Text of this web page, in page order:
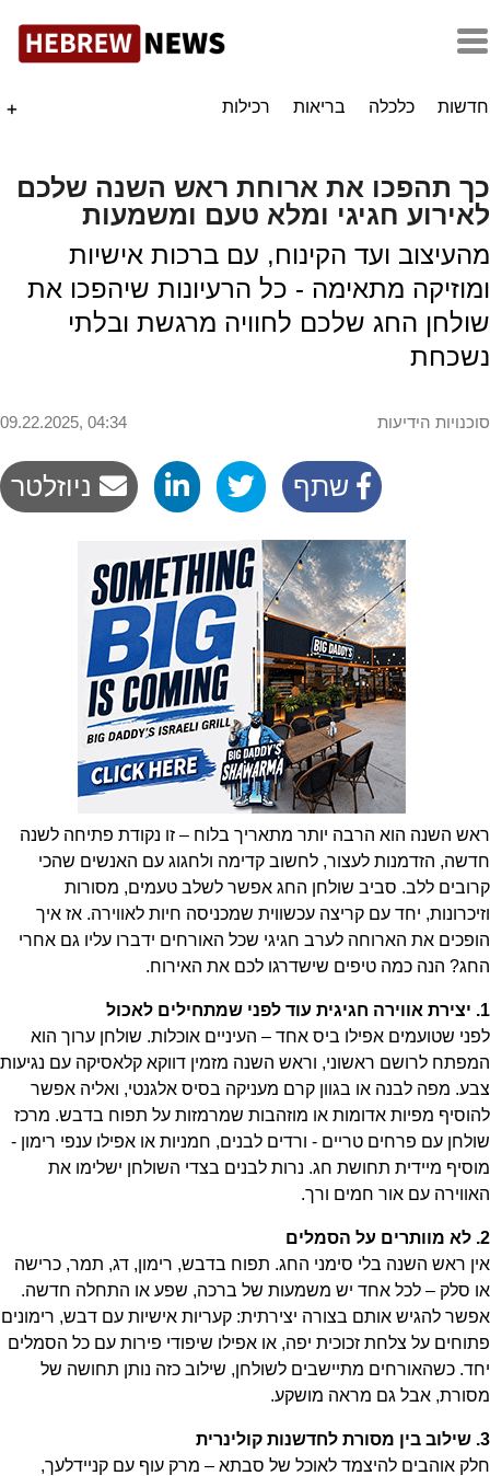
+ חדשות כלכלה בריאות רכילות
כך תהפכו את ארוחת ראש השנה שלכם
לאירוע חגיגי ומלא טעם ומשמעות
מהעיצוב ועד הקינוח, עם ברכות אישיות
ומוזיקה מתאימה - כל הרעיונות שיהפכו את
שולחן החג שלכם לחוויה מרגשת ובלתי
נשכחת
09.22.2025, 04:34 סוכנויות הידיעות
ראש השנה הוא הרבה יותר מתאריך בלוח – זו נקודת פתיחה לשנה
חדשה, הזדמנות לעצור, לחשוב קדימה ולחגוג עם האנשים שהכי
קרובים ללב. סביב שולחן החג אפשר לשלב טעמים, מסורות
וזיכרונות, יחד עם קריצה עכשווית שמכניסה חיות לאווירה. אז איך
הופכים את הארוחה לערב חגיגי שכל האורחים ידברו עליו גם אחרי
החג? הנה כמה טיפים שישדרגו לכם את האירוח.
1. יצירת אווירה חגיגית עוד לפני שמתחילים לאכול
לפני שטועמים אפילו ביס אחד – העיניים אוכלות. שולחן ערוך הוא
המפתח לרושם ראשוני, וראש השנה מזמין דווקא קלאסיקה עם נגיעות
צבע. מפה לבנה או בגוון קרם מעניקה בסיס אלגנטי, ואליה אפשר
להוסיף מפיות אדומות או מוזהבות שמרמזות על תפוח בדבש. מרכז
שולחן עם פרחים טריים - ורדים לבנים, חמניות או אפילו ענפי רימון -
מוסיף מיידית תחושת חג. נרות לבנים בצדי השולחן ישלימו את
האווירה עם אור חמים ורך.
2. לא מוותרים על הסמלים
אין ראש השנה בלי סימני החג. תפוח בדבש, רימון, דג, תמר, כרישה
או סלק – לכל אחד יש משמעות של ברכה, שפע או התחלה חדשה.
אפשר להגיש אותם בצורה יצירתית: קעריות אישיות עם דבש, רימונים
פתוחים על צלחת זכוכית יפה, או אפילו שיפודי פירות עם כל הסמלים
יחד. כשהאורחים מתיישבים לשולחן, שילוב כזה נותן תחושה של
מסורת, אבל גם מראה מושקע.
3. שילוב בין מסורת לחדשנות קולינרית
חלק אוהבים להיצמד לאוכל של סבתא – מרק עוף עם קניידלעך,